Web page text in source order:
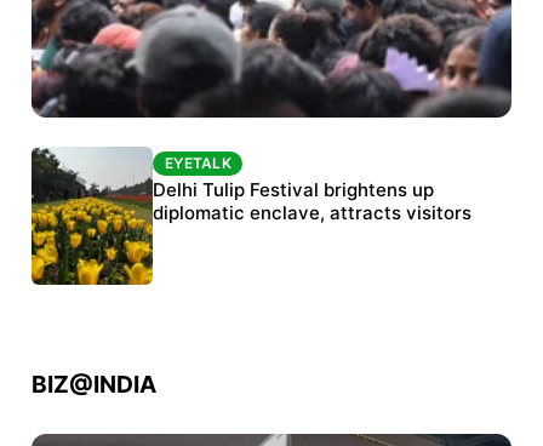
Protests continue at Jantar Mantar despite
police crackdown
EYETALK
Delhi Tulip Festival brightens up
diplomatic enclave, attracts visitors
BIZ@INDIA